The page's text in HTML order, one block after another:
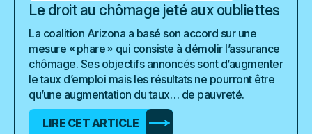
Le droit au chômage jeté aux oubliettes
La coalition Arizona a basé son accord sur une
mesure « phare » qui consiste à démolir l’assurance
chômage. Ses objectifs annoncés sont d’augmenter
le taux d’emploi mais les résultats ne pourront être
qu’une augmentation du taux… de pauvreté.
LIRE CET ARTICLE